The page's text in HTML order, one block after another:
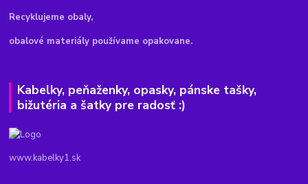
Recyklujeme obaly,
obalové materiály používame opakovane.
Kabelky, peňaženky, opasky, pánske tašky,
bižutéria a šatky pre radosť :)
www.kabelky1.sk